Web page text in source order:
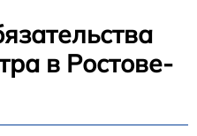
в Ростове-